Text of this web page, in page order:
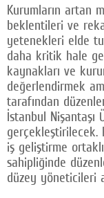
Kurumların artan
beklentileri ve
yetenekleri elde
daha kritik hale
kaynakları ve
değerlendirmek
tarafından
İstanbul Nişantaşı
gerçekleştirilecek.
iş geliştirme
sahipliğinde
düzey yöneticileri